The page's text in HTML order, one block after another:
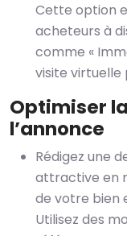
Cette option
acheteurs à
comme «
visite virtuelle
Optimiser
l’annonce
Rédigez une
attractive en
de votre bien
Utilisez des